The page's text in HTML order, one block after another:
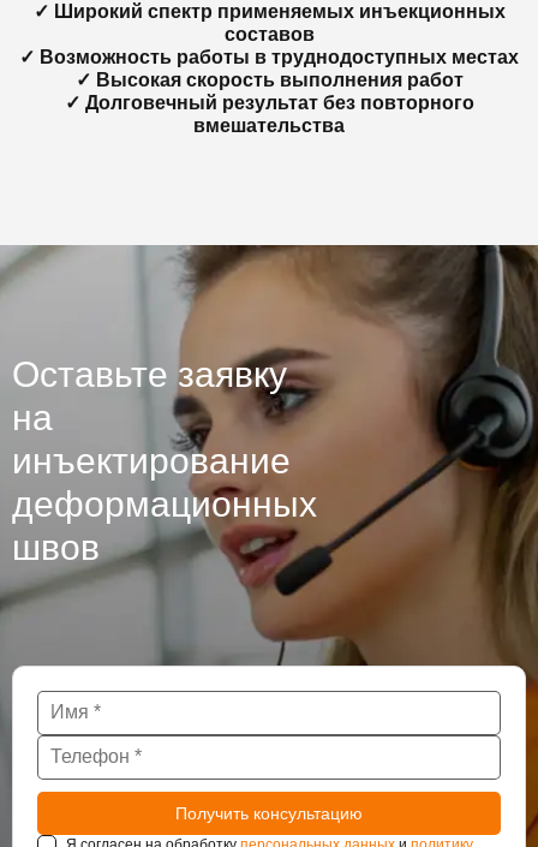
✓ Широкий спектр применяемых инъекционных
составов
✓ Возможность работы в труднодоступных местах
✓ Высокая скорость выполнения работ
✓ Долговечный результат без повторного
вмешательства
Оставьте заявку
на
инъектирование
деформационных
швов